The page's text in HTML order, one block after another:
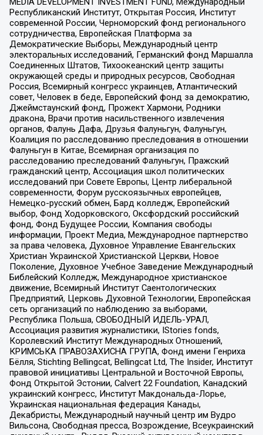
Республиканский Институт, Открытая Россия, Институт
современной России, Черноморский фонд регионального
сотрудничества, Европейская Платформа за
Демократические Выборы, Международный центр
электоральных исследований, Германский фонд Маршалла
Соединенных Штатов, Тихоокеанский центр защиты
окружающей среды и природных ресурсов, Свободная
Россия, Всемирный конгресс украинцев, Атлантический
совет, Человек в беде, Европейский фонд за демократию,
Джеймстаунский фонд, Прожект Хармони, Родники
дракона, Врачи против насильственного извлечения
органов, Фалунь Дафа, Друзья Фалуньгун, Фалуньгун,
Коалиция по расследованию преследования в отношении
Фалуньгун в Китае, Всемирная организация по
расследованию преследований Фалуньгун, Пражский
гражданский центр, Ассоциация школ политических
исследований при Совете Европы, Центр либеральной
современности, Форум русскоязычных европейцев,
Немецко-русский обмен, Бард колледж, Европейский
выбор, Фонд Ходорковского, Оксфордский российский
фонд, Фонд Будущее России, Компания свободы
информации, Проект Медиа, Международное партнерство
за права человека, Духовное Управление Евангельских
Христиан Украинской Христианской Церкви, Новое
Поколение, Духовное Учебное Заведение Международный
Библейский Колледж, Международное христианское
движение, Всемирный Институт Саентологических
Предприятий, Церковь Духовной Технологии, Европейская
сеть организаций по наблюдению за выборами,
Республика Польша, СВОБОДНЫЙ ИДЕЛЬ-УРАЛ,
Ассоциация развития журналистики, IStories fonds,
Королевский Институт Международных Отношений,
КРИМСЬКА ПРАВОЗАХИСНА ГРУПА, Фонд имени Генриха
Бёлля, Stichting Bellingcat, Bellingcat Ltd, The Insider, Институт
правовой инициативы Центральной и Восточной Европы,
Фонд Открытой Эстонии, Calvert 22 Foundation, Канадский
украинский конгресс, Институт Макдональда-Лорье,
Украинская национальная федерация Канады,
Декабристы, Международный научный центр им Вудро
Вильсона, Свободная пресса, Возрождение, Всеукраинский